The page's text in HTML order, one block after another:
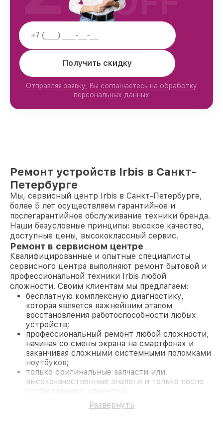
Получить скидку
Отправляя заявку, Вы соглашаетесь на обработку
персональных данных
Ремонт устройств Irbis в Санкт-
Петербурге
Мы, сервисный центр Irbis в Санкт-Петербурге,
более 5 лет осуществляем гарантийное и
послегарантийное обслуживание техники бренда.
Наши безусловные принципы: высокое качество,
доступные цены, высококлассный сервис.
Ремонт в сервисном центре
Квалифицированные и опытные специалисты
сервисного центра выполняют ремонт бытовой и
профессиональной техники Irbis любой
сложности. Своим клиентам мы предлагаем:
бесплатную комплексную диагностику,
которая является важнейшим этапом
восстановления работоспособности любых
устройств;
профессиональный ремонт любой сложности,
начиная со смены экрана на смартфонах и
заканчивая сложными системными поломками
ноутбуков;
только оригинальные запчасти или
высококачественные аналоги и только после
согласования с клиентом.
На все работы и замененные комплектующие
предоставляется длительная гарантия. В случае
Развернуть